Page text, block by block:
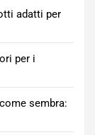
adatti per
per i
sembra: